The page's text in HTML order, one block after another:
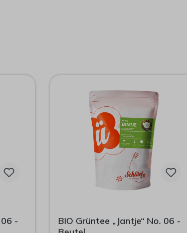
-
BIO Grüntee „Jantje“ No. 06 -